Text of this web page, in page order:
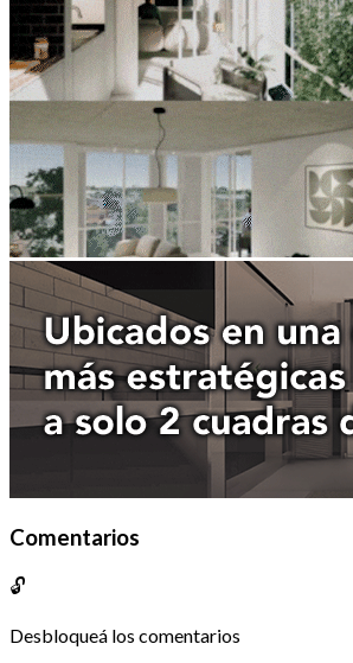
Comentarios
🔓
Desbloqueá los comentarios